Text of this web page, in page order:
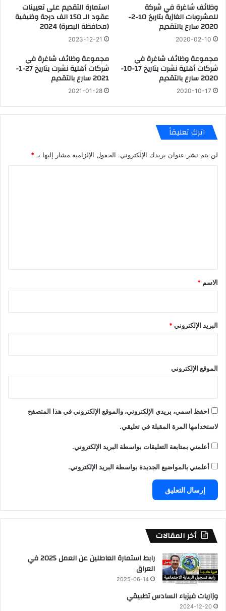
وظائف شاغرة في شركة
للمشروبات الغازية بتاريخ 10-2-
2020 سارع بالتقديم
2020-02-10
استمارة التقديم على تعيينات
عقود الـ 150 الف درجة وظيفية
(محافظة البصرة) 2024
2023-12-21
مجموعة وظائف شاغرة في
شركات أهلية نشرت بتاريخ 17-10-
2020 سارع بالتقديم
2020-10-17
مجموعة وظائف شاغرة في
شركات أهلية نشرت بتاريخ 27-1-
2021 سارع بالتقديم
2021-01-28
اترك تعليقاً
لن يتم نشر عنوان بريدك الإلكتروني. الحقول الإلزامية مشار إليها بـ *
*
الاسم *
البريد الإلكتروني*
الموقع الإلكتروني
احفظ اسمي، بريدي الإلكتروني، والموقع الإلكتروني في هذا المتصفح
لاستخدامها المرة المقبلة في تعليقي.
أعلمني بمتابعة التعليقات بواسطة البريد الإلكتروني.
أعلمني بالمواضيع الجديدة بواسطة البريد الإلكتروني.
أخر المقالات
رابط استمارة العاطلين عن العمل 2025 في
العراق
2025-06-14
وزاريات فيزياء السادس تطبيقي
2024-12-20